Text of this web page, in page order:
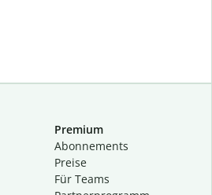
Premium
Abon­ne­ments
Preise
Für Teams